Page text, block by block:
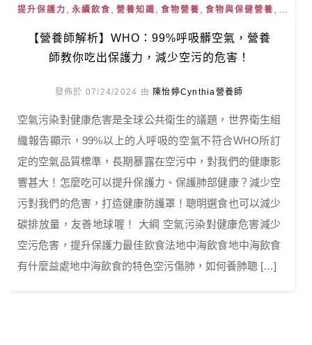
提升保護力 永續飲食 營養知識 食物營養 食物與保健營養
【營養師解析】WHO：99%呼吸髒空氣，營養
師教你吃出保護力，減少空污的危害！
發佈於 07/24/2024 由 陳怡婷Cynthia營養師
空氣污染對健康危害是全球公共衛生的議題，世界衛生組
織報告顯示，99%以上的人呼吸的空氣不符合WHO所訂
定的空氣品質標準，長期暴露在空污中，對我們的健康影
響甚大！怎麼吃可以提升保護力、保護肺部健康？減少空
污對我們的危害，打造健康防護罩！聰明選食也可以減少
碳排放量，友善地球喔！ 大綱 空氣污染對健康危害減少
空污危害，提升保護力最佳飲食法地中海飲食地中海飲食
有什麼益處地中海飲食的特色空污傷肺，如何養肺聰 […]